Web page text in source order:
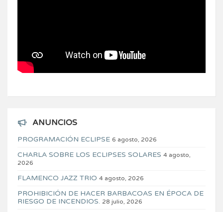
ANUNCIOS
PROGRAMACIÓN ECLIPSE 6 agosto, 2026
CHARLA SOBRE LOS ECLIPSES SOLARES 4 agosto,
2026
FLAMENCO JAZZ TRIO 4 agosto, 2026
PROHIBICIÓN DE HACER BARBACOAS EN ÉPOCA DE
RIESGO DE INCENDIOS. 28 julio, 2026